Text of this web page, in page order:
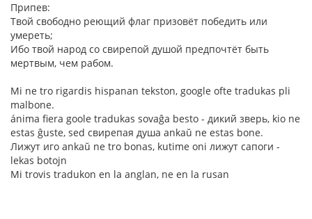
Припев:
Твой свободно реющий флаг призовёт победить или
умереть;
Ибо твой народ со свирепой душой предпочтёт быть
мертвым, чем рабом.
Mi ne tro rigardis hispanan tekston, google ofte tradukas pli
malbone.
ánima fiera goole tradukas sovaĝa besto - дикий зверь, kio ne
estas ĝuste, sed свирепая душа ankaŭ ne estas bone.
Лижут иго ankaŭ ne tro bonas, kutime oni лижут сапоги -
lekas botojn
Mi trovis tradukon en la anglan, ne en la rusan